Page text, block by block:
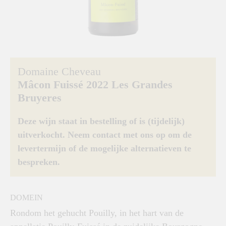
Domaine Cheveau
Mâcon Fuissé 2022 Les Grandes
Bruyeres
Deze wijn staat in bestelling of is (tijdelijk)
uitverkocht. Neem contact met ons op om de
levertermijn of de mogelijke alternatieven te
bespreken.
DOMEIN
Rondom het gehucht Pouilly, in het hart van de